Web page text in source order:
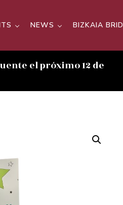
NEWS BIZKAIA
el próximo 12 de